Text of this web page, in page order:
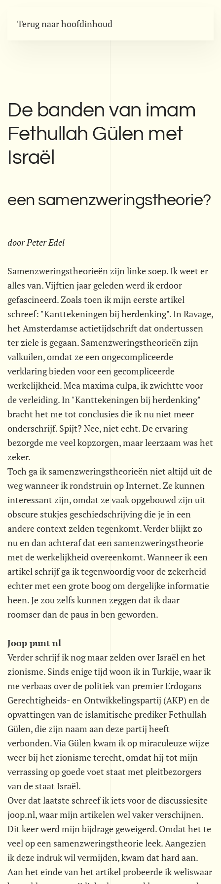
Terug naar hoofdinhoud
De banden van imam
Fethullah Gülen met
Israël
een samenzweringstheorie?
door Peter Edel
Samenzweringstheorieën zijn linke soep. Ik weet er
alles van. Vijftien jaar geleden werd ik erdoor
gefascineerd. Zoals toen ik mijn eerste artikel
schreef: "Kanttekeningen bij herdenking". In Ravage,
het Amsterdamse actietijdschrift dat ondertussen
ter ziele is gegaan. Samenzweringstheorieën zijn
valkuilen, omdat ze een ongecompliceerde
verklaring bieden voor een gecompliceerde
werkelijkheid. Mea maxima culpa, ik zwichtte voor
de verleiding. In "Kanttekeningen bij herdenking"
bracht het me tot conclusies die ik nu niet meer
onderschrijf. Spijt? Nee, niet echt. De ervaring
bezorgde me veel kopzorgen, maar leerzaam was het
zeker.
Toch ga ik samenzweringstheorieën niet altijd uit de
weg wanneer ik rondstruin op Internet. Ze kunnen
interessant zijn, omdat ze vaak opgebouwd zijn uit
obscure stukjes geschiedschrijving die je in een
andere context zelden tegenkomt. Verder blijkt zo
nu en dan achteraf dat een samenzweringstheorie
met de werkelijkheid overeenkomt. Wanneer ik een
artikel schrijf ga ik tegenwoordig voor de zekerheid
echter met een grote boog om dergelijke informatie
heen. Je zou zelfs kunnen zeggen dat ik daar
roomser dan de paus in ben geworden.
Joop punt nl
Verder schrijf ik nog maar zelden over Israël en het
zionisme. Sinds enige tijd woon ik in Turkije, waar ik
me verbaas over de politiek van premier Erdogans
Gerechtigheids- en Ontwikkelingspartij (AKP) en de
opvattingen van de islamitische prediker Fethullah
Gülen, die zijn naam aan deze partij heeft
verbonden. Via Gülen kwam ik op miraculeuze wijze
weer bij het zionisme terecht, omdat hij tot mijn
verrassing op goede voet staat met pleitbezorgers
van de staat Israël.
Over dat laatste schreef ik iets voor de discussiesite
joop.nl, waar mijn artikelen wel vaker verschijnen.
Dit keer werd mijn bijdrage geweigerd. Omdat het te
veel op een samenzweringstheorie leek. Aangezien
ik deze indruk wil vermijden, kwam dat hard aan.
Aan het einde van het artikel probeerde ik weliswaar